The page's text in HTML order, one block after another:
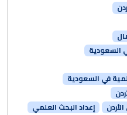
السعودية
في السعودية
إعداد البحث العلمي